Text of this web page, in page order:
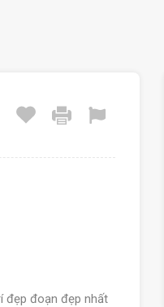
đẹp đoạn đẹp nhất